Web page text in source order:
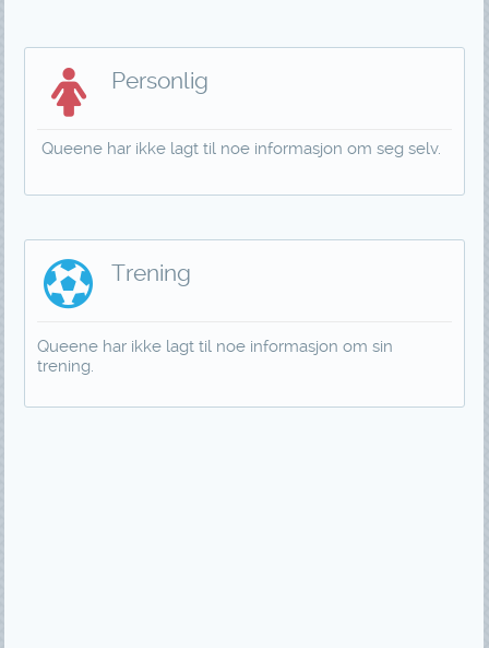
Personlig
Queene har ikke lagt til noe informasjon om seg selv.
Trening
Queene har ikke lagt til noe informasjon om sin
trening.